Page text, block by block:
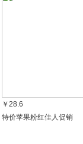
￥28.6
特价苹果粉红佳人促销